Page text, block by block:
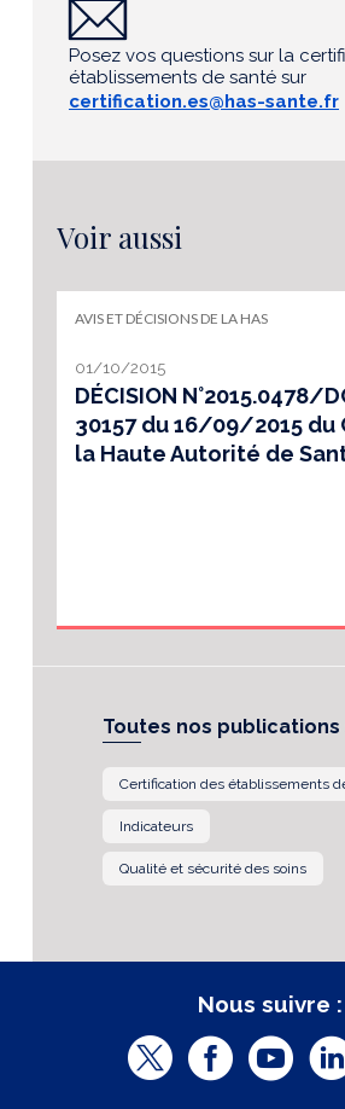
Posez vos questions sur la
établissements de santé sur
certification.es@has-sante.fr
Voir aussi
AVIS ET DÉCISIONS DE LA HAS
01/10/2015
DÉCISION N°2015.0478/
30157 du 16/09/2015
la Haute Autorité de
Toutes nos publications
Certification des établissements
Indicateurs
Qualité et sécurité des soins
Nous suivre :
T
F
Y